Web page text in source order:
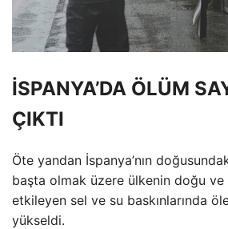
İSPANYA’DA ÖLÜM
ÇIKTI
Öte yandan İspanya’nın
başta olmak üzere ülkenin doğu
etkileyen sel ve su baskınlarında
yükseldi.